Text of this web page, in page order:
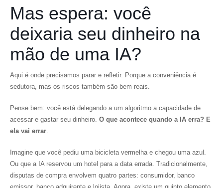
Mas espera: você
deixaria seu dinheiro na
mão de uma IA?
Aqui é onde precisamos parar e refletir. Porque a conveniência é
sedutora, mas os riscos também são bem reais.
Pense bem: você está delegando a um algoritmo a capacidade de
acessar e gastar seu dinheiro. O que acontece quando a IA erra? E
ela vai errar.
Imagine que você pediu uma bicicleta vermelha e chegou uma azul.
Ou que a IA reservou um hotel para a data errada. Tradicionalmente,
disputas de compra envolvem quatro partes: consumidor, banco